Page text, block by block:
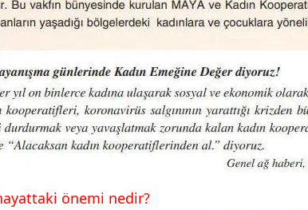
hayattaki önemi nedir?